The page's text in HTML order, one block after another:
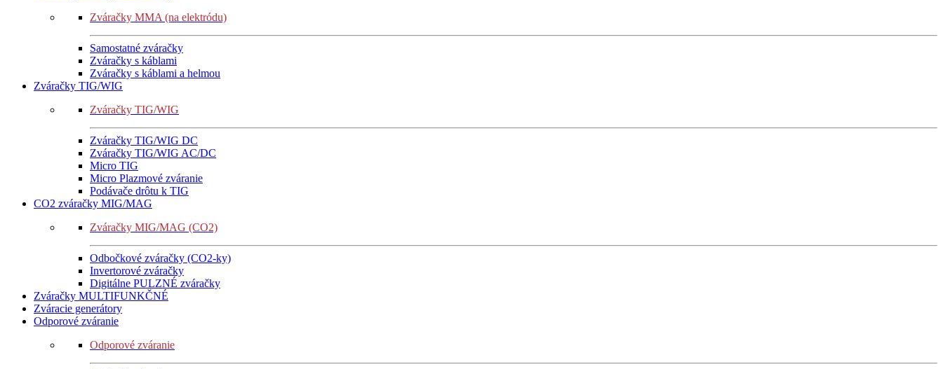
Zváračky MMA (na elektródu)
Samostatné zváračky
Zváračky s káblami
Zváračky s káblami a helmou
Zváračky TIG/WIG
Zváračky TIG/WIG
Zváračky TIG/WIG DC
Zváračky TIG/WIG AC/DC
Micro TIG
Micro Plazmové zváranie
Podávače drôtu k TIG
CO2 zváračky MIG/MAG
Zváračky MIG/MAG (CO2)
Odbočkové zváračky (CO2-ky)
Invertorové zváračky
Digitálne PULZNÉ zváračky
Zváračky MULTIFUNKČNÉ
Zváracie generátory
Odporové zváranie
Odporové zváranie